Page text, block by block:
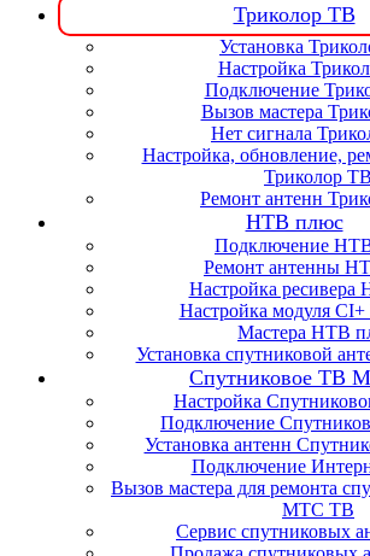
Триколор ТВ
Установка
Настройка
Подключение
Вызов мастера
Нет сигнала
Настройка, обновление,
Триколор ТВ
Ремонт антенн
НТВ плюс
Подключение
Ремонт антенны
Настройка
Настройка модуля
Мастера НТВ
Установка спутниковой
Спутниковое ТВ
Настройка
Подключение
Установка антенн
Подключение
Вызов мастера для ремонта
МТС ТВ
Сервис спутниковых